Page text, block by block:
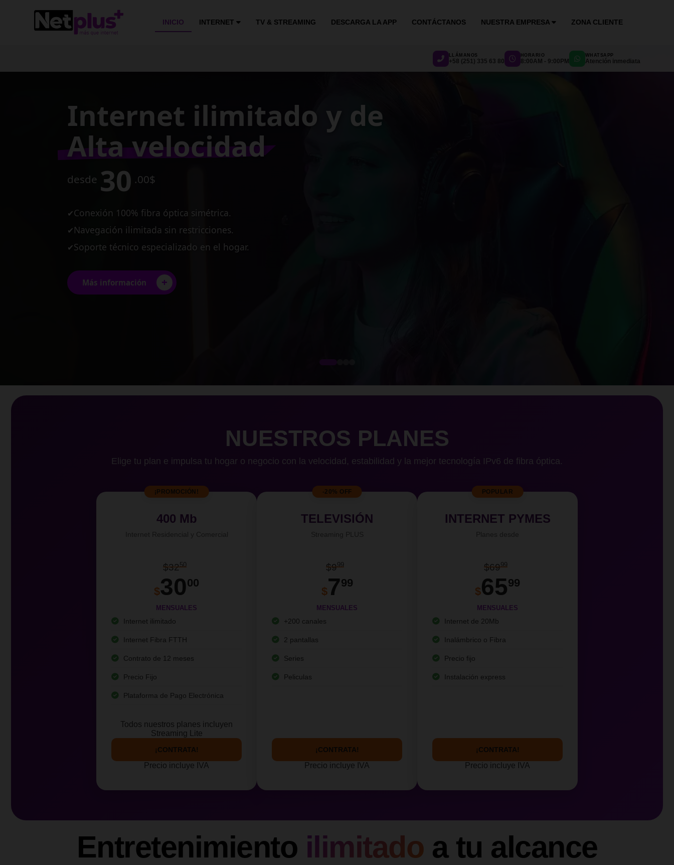
INICIO INTERNET TV & STREAMING DESCARGA LA APP CONTÁCTANOS NUESTRA EMPRESA ZONA CLIENTE
LLÁMANOS
+58 (251) 335 63 80
HORARIO
8:00AM - 9:00PM
WHATSAPP
Atención inmediata
Conexión estable y
de alta velocidad
para tu negocio
10
✔Planes diseñados para pequeñas y medianas empresas.
✔Estabilidad garantizada para tus procesos críticos.
Más información +
NUESTROS PLANES
Elige tu plan e impulsa tu hogar o negocio con la velocidad, estabilidad y la mejor tecnología IPv6 de fibra óptica.
¡PROMOCIÓN!
400 Mb
$3250
$3000
MENSUALES
Internet ilimitado
Internet Fibra FTTH
Contrato de 12 meses
Precio Fijo
Plataforma de Pago Electrónica
Todos nuestros planes incluyen
Streaming Lite
¡CONTRATA!
Precio incluye IVA
-20% OFF
TELEVISIÓN
$999
$799
MENSUALES
+200 canales
2 pantallas
Series
Peliculas
¡CONTRATA!
Precio incluye IVA
POPULAR
INTERNET PYMES
$6999
$6599
MENSUALES
Internet de 20Mb
Inalámbrico o Fibra
Precio fijo
Instalación express
¡CONTRATA!
Precio incluye IVA
Entretenimiento ilimitado a tu alcance